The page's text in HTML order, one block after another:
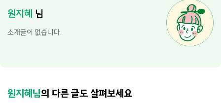
원지혜 님
소개글이 없습니다.
원지혜님의 다른 글도 살펴보세요